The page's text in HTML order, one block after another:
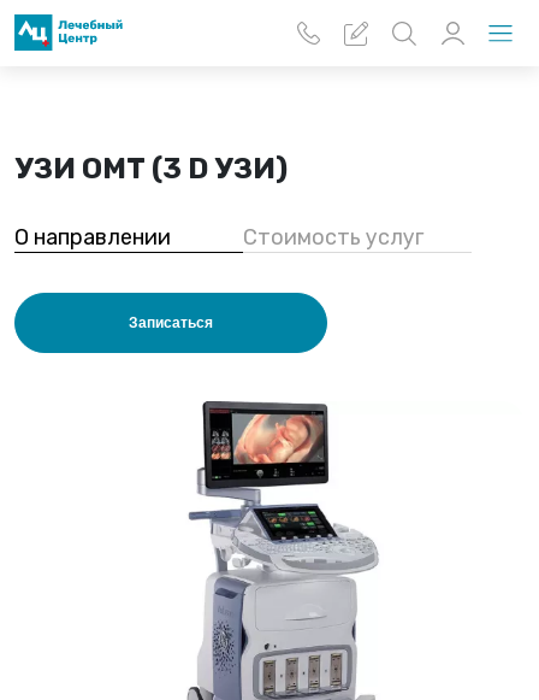
Перейти к основному содержанию
УЗИ ОМТ (3 D УЗИ)
О направлении Стоимость услуг
Записаться